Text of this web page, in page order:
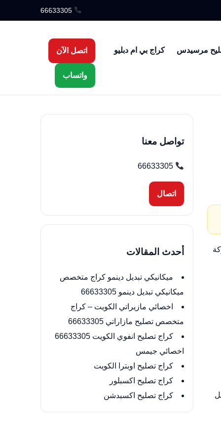
66633305
مرسيدس كراج بي ام دبليو اتصل الآن
واتساب
تواصل معنا
66633305
اتصال
أحدث المقالات
ميكانيكي تبديل دينمو كراج متخصص
ميكانيكي تبديل دينمو 66633305
اخصائي مازيراتي الكويت – كراج
متخصص تصليح مازاراتي 66633305
كراج تصليح انفوي الكويت 66633305
اخصائي جيمس
كراج تصليح اوبترا الكويت
كراج تصليح اكسبلور
كراج تصليح اكسبدشن